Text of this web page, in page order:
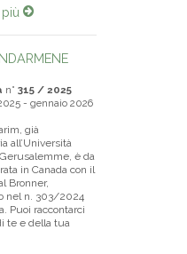
n° 315 / 2025
- gennaio 2026
già
all’Università
è da
in Canada con il
Bronner,
nel n. 303/2024
Puoi raccontarci
te e della tua